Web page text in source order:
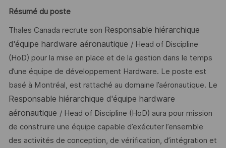
Résumé du poste
Thales Canada recrute son Responsable hiérarchique
d'équipe hardware aéronautique / Head of Discipline
(HoD) pour la mise en place et de la gestion dans le temps
d’une équipe de développement Hardware. Le poste est
basé à Montréal, est rattaché au domaine l’aéronautique. Le
Responsable hiérarchique d'équipe hardware
aéronautique / Head of Discipline (HoD) aura pour mission
de construire une équipe capable d’exécuter l’ensemble
des activités de conception, de vérification, d’intégration et